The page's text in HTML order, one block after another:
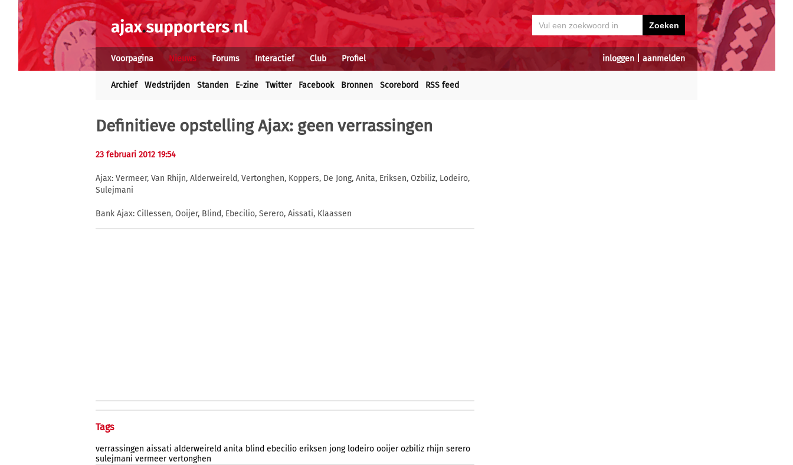
inloggen aanmelden
Voorpagina Nieuws Forums Interactief Club Profiel
Archief Wedstrijden Standen E-zine Twitter Facebook Bronnen Scorebord RSS feed
Definitieve opstelling Ajax: geen verrassingen
23 februari 2012 19:54
Ajax: Vermeer, Van Rhijn, Alderweireld, Vertonghen, Koppers, De Jong, Anita, Eriksen, Ozbiliz, Lodeiro,
Sulejmani
Bank Ajax: Cillessen, Ooijer, Blind, Ebecilio, Serero, Aissati, Klaassen
Tags
verrassingen aissati alderweireld anita blind ebecilio eriksen jong lodeiro ooijer ozbiliz rhijn serero
sulejmani vermeer vertonghen